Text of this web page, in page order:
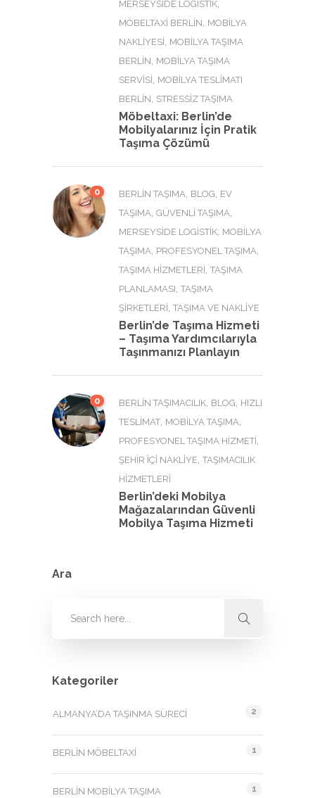
MERSEYSIDE LOGISTIK
MÖBELTAXI BERLIN MOBILYA
NAKLIYESI MOBILYA TAŞIMA
BERLIN MOBILYA TAŞIMA
SERVISI MOBILYA TESLIMATI
BERLIN STRESSIZ TAŞIMA
Möbeltaxi: Berlin’de
Mobilyalarınız İçin Pratik
Taşıma Çözümü
0 BERLIN TAŞIMA BLOG EV
TAŞIMA GÜVENLI TAŞIMA
MERSEYSIDE LOGISTIK MOBILYA
TAŞIMA PROFESYONEL TAŞIMA
TAŞIMA HIZMETLERI TAŞIMA
PLANLAMASI TAŞIMA
ŞIRKETLERI TAŞIMA VE NAKLIYE
Berlin’de Taşıma Hizmeti
– Taşıma Yardımcılarıyla
Taşınmanızı Planlayın
0 BERLIN TAŞIMACILIK BLOG HIZLI
TESLIMAT MOBILYA TAŞIMA
PROFESYONEL TAŞIMA HIZMETI
ŞEHIR İÇI NAKLIYE TAŞIMACILIK
HIZMETLERI
Berlin’deki Mobilya
Mağazalarından Güvenli
Mobilya Taşıma Hizmeti
Ara
Kategoriler
ALMANYA’DA TAŞINMA SÜRECI 2
BERLIN MÖBELTAXI 1
BERLIN MOBILYA TAŞIMA 1